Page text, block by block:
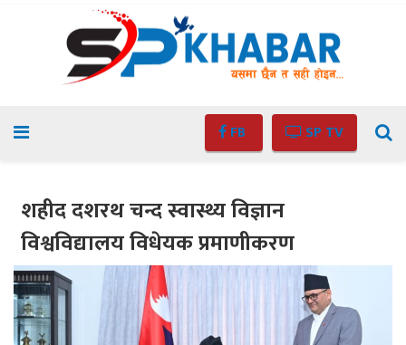
FB SP TV
शहीद दशरथ चन्द स्वास्थ्य विज्ञान
विश्वविद्यालय विधेयक प्रमाणीकरण